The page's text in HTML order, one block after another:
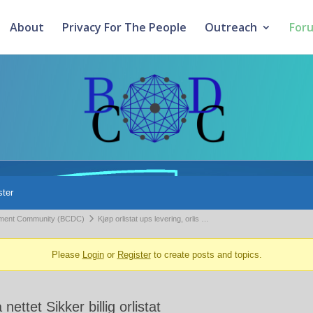
About Privacy For The People Outreach
Community (BCDC) Kjøp orlistat ups levering, orlis …
Please Loginor Registerto create posts and topics.
Sikker billig orlistat